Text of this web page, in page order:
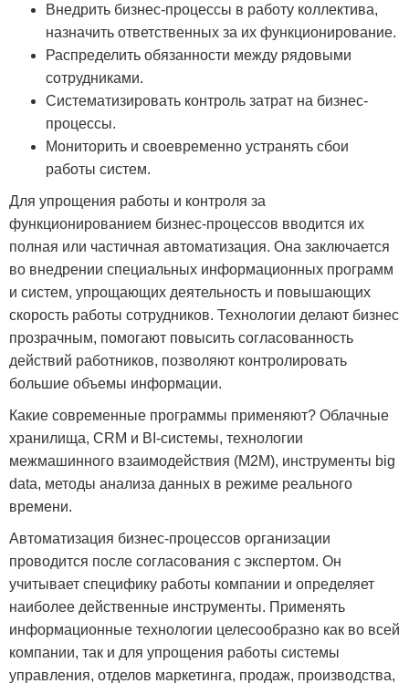
Внедрить бизнес-процессы в работу коллектива,
назначить ответственных за их функционирование.
Распределить обязанности между рядовыми
сотрудниками.
Систематизировать контроль затрат на бизнес-
процессы.
Мониторить и своевременно устранять сбои
работы систем.
Для упрощения работы и контроля за
функционированием бизнес-процессов вводится их
полная или частичная автоматизация. Она заключается
во внедрении специальных информационных программ
и систем, упрощающих деятельность и повышающих
скорость работы сотрудников. Технологии делают бизнес
прозрачным, помогают повысить согласованность
действий работников, позволяют контролировать
большие объемы информации.
Какие современные программы применяют? Облачные
хранилища, CRM и BI-системы, технологии
межмашинного взаимодействия (M2M), инструменты big
data, методы анализа данных в режиме реального
времени.
Автоматизация бизнес-процессов организации
проводится после согласования с экспертом. Он
учитывает специфику работы компании и определяет
наиболее действенные инструменты. Применять
информационные технологии целесообразно как во всей
компании, так и для упрощения работы системы
управления, отделов маркетинга, продаж, производства,